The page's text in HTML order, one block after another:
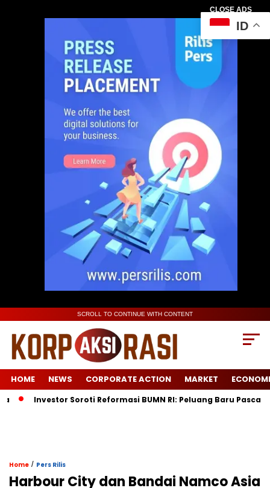
CLOSE ADS
SCROLL TO CONTINUE WITH CONTENT
HOME NEWS CORPORATE ACTION MARKET
Investor Soroti Reformasi BUMN RI: Peluang Baru Pasca
Home / Pers Rilis
Harbour City dan Bandai Namco Asia
ID